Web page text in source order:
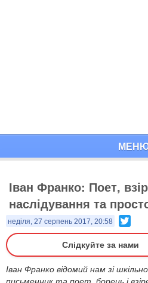
Іван Франко: Поет,
наслідування та
неділя, 27 серпень 2017, 20:58
Слідкуйте за нами
​Іван Франко відомий нам зі
письменник та поет, борець і